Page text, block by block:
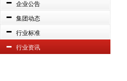
企业公告
集团动态
行业标准
行业资讯